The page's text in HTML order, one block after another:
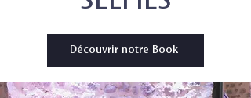
Découvrir notre Book